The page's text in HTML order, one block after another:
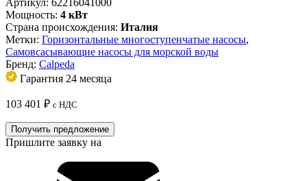
Артикул: 62216041000
Мощность: 4 кВт
Страна происхождения: Италия
Метки: Горизонтальные многоступенчатые насосы,
Самовсасывающие насосы для морской воды
Бренд: Calpeda
Гарантия 24 месяца
103 401 ₽ с НДС
Получить предложение
Пришлите заявку на